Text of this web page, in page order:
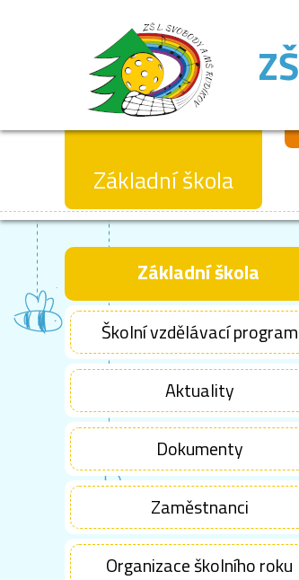
ZŠ
Základní škola
Základní škola
Školní vzdělávací program
Aktuality
Dokumenty
Zaměstnanci
Organizace školního roku